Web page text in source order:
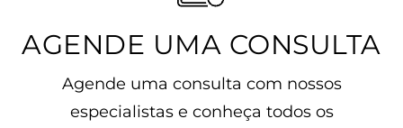
AGENDE UMA CONSULTA
Agende uma consulta com nossos
especialistas e conheça todos os